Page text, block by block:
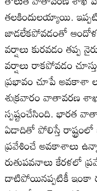
తలకిందులయ్యాయి.
జాడలేకపోవడంతో
వర్షాలు కురవడం తప్ప
వర్షాలు రాకపోవడం
ప్రభావం చూపే అవకాశా
శుక్రవారం వాతావరణ
స్పష్టంచేసింది. భారత
ఏడాదితో పోలిస్తే
ప్రవేశించే అవకాశాలు
రుతుపవనాలు కేరళలో
దాటిపోయినప్పటికీ ఇంకా